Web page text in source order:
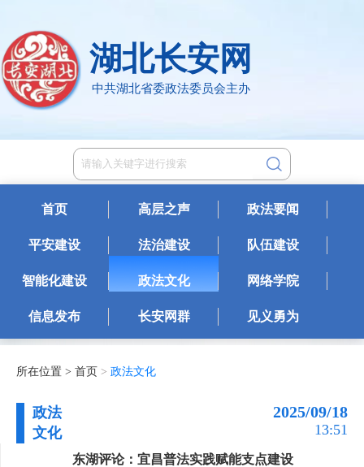
湖北长安网
中共湖北省委政法委员会主办
首页 高层之声 政法要闻
平安建设 法治建设 队伍建设
智能化建设 政法文化 网络学院
信息发布 长安网群 见义勇为
所在位置 > 首页 > 政法文化
政法
文化
2025/09/18
13:51
东湖评论：宜昌普法实践赋能支点建设